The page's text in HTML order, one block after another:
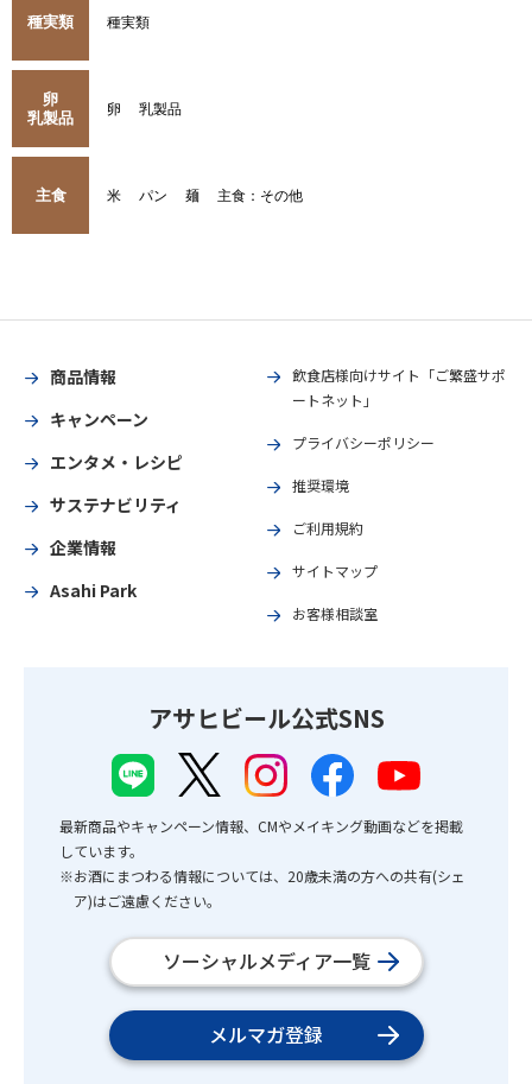
種実類 種実類
卵
乳製品
卵 乳製品
主食 米 パン 麺 主食：その他
商品情報
キャンペーン
エンタメ・レシピ
サステナビリティ
企業情報
Asahi Park
飲食店様向けサイト「ご繁盛サポ
ートネット」
プライバシーポリシー
推奨環境
ご利用規約
サイトマップ
お客様相談室
アサヒビール公式SNS
最新商品やキャンペーン情報、CMやメイキング動画などを掲載
しています。
※お酒にまつわる情報については、20歳未満の方への共有(シェ
ア)はご遠慮ください。
ソーシャルメディア一覧
メルマガ登録